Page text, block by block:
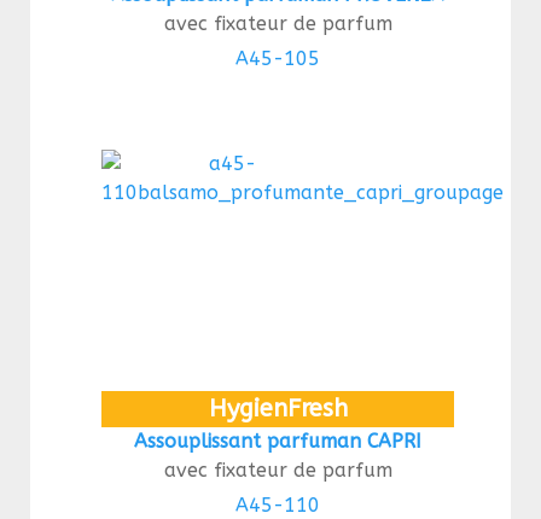
avec fixateur de parfum
A45-105
HygienFresh
Assouplissant parfuman CAPRI
avec fixateur de parfum
A45-110